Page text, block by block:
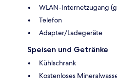
WLAN-Internetzugang
Telefon
Adapter/Ladegeräte
Speisen und Getränke
Kühlschrank
Kostenloses